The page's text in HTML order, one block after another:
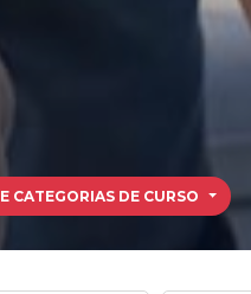
CATEGORIAS DE CURSO